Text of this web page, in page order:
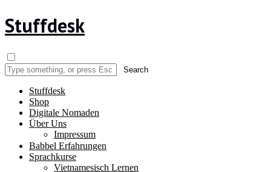
Stuffdesk
Stuffdesk
Shop
Digitale Nomaden
Über Uns
Impressum
Babbel Erfahrungen
Sprachkurse
Vietnamesisch Lernen